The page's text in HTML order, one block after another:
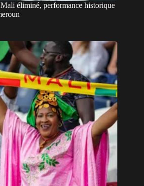
éliminé, performance historique